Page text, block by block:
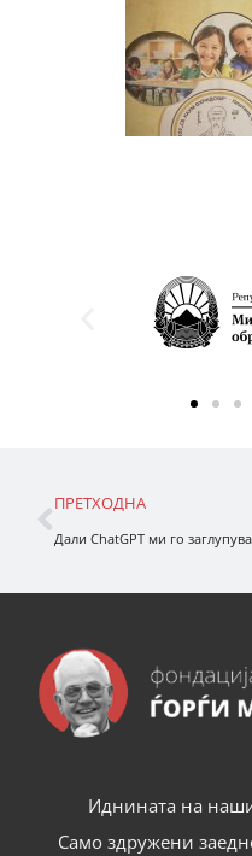
ПРЕТХОДНА
Иднината на
Само здружени